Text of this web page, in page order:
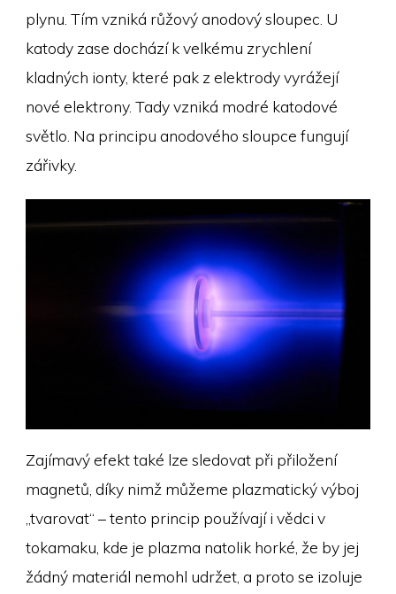
plynu. Tím vzniká růžový anodový sloupec. U
katody zase dochází k velkému zrychlení
kladných ionty, které pak z elektrody vyrážejí
nové elektrony. Tady vzniká modré katodové
světlo. Na principu anodového sloupce fungují
zářivky.
Zajímavý efekt také lze sledovat při přiložení
magnetů, díky nimž můžeme plazmatický výboj
„tvarovat“ – tento princip používají i vědci v
tokamaku, kde je plazma natolik horké, že by jej
žádný materiál nemohl udržet, a proto se izoluje